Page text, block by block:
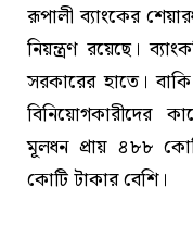
রূপালী ব্যাংকের
নিয়ন্ত্রণ রয়েছে।
সরকারের হাতে।
বিনিয়োগকারীদের
মূলধন প্রায় ৪৮৮
কোটি টাকার বেশি।